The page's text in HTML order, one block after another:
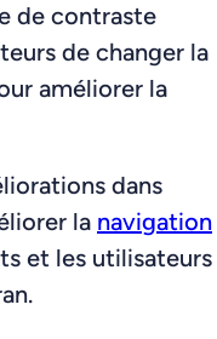
de contraste
de changer la
améliorer la
dans
la navigation
et les utilisateurs